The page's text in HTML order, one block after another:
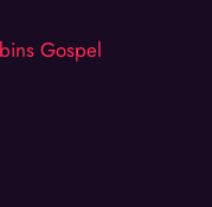
Gospel